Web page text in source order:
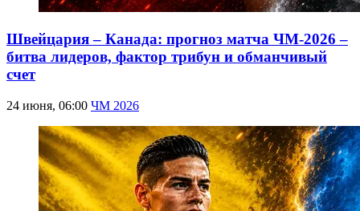
Швейцария – Канада: прогноз матча ЧМ-2026 –
битва лидеров, фактор трибун и обманчивый
счет
24 июня, 06:00 ЧМ 2026